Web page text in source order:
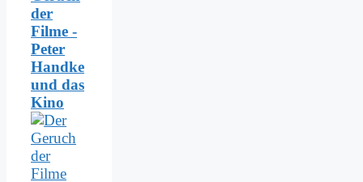
der
Filme -
Peter
Handke
und das
Kino